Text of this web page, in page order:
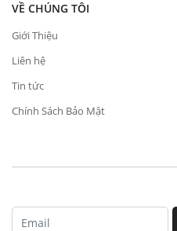
VỀ CHÚNG TÔI
Giới Thiệu
Liên hệ
Tin tức
Chính Sách Bảo Mật